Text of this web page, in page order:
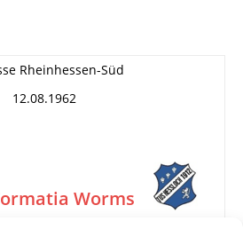
Rheinhessen-Süd
12.08.1962
Worms